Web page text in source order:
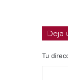
Deja
Tu